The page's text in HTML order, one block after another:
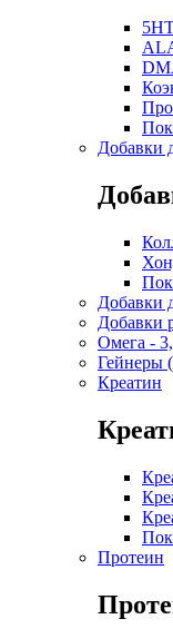
Добавки
Добавки
Добавки
Омега -
Гейнеры
Креатин
Протеин